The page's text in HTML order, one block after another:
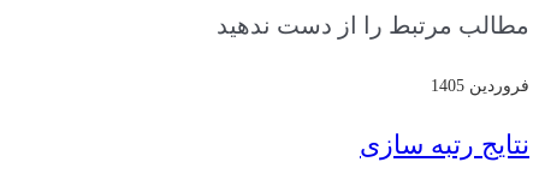
مطالب مرتبط را از دست ندهید
فروردین 1405
نتایج رتبه سازی